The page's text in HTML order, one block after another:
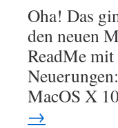
Oha! Das
den neuen
ReadMe
MacOS X
→